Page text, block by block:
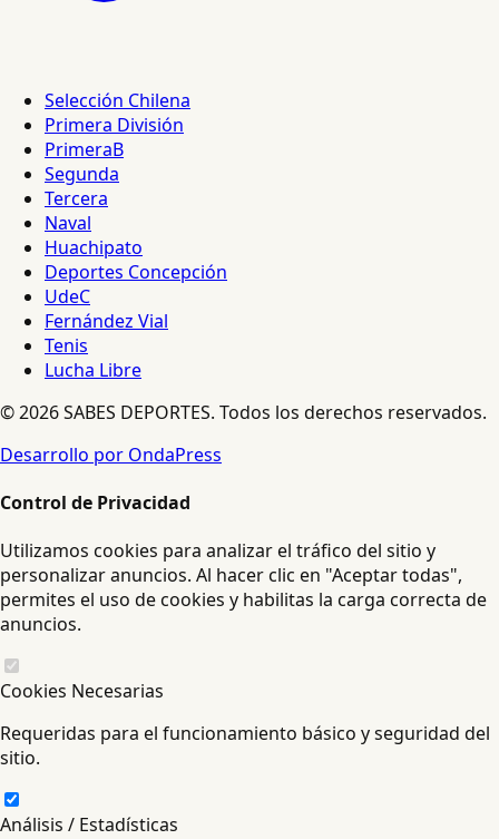
Selección Chilena
Primera División
PrimeraB
Segunda
Tercera
Naval
Huachipato
Deportes Concepción
UdeC
Fernández Vial
Tenis
Lucha Libre
© 2026 SABES DEPORTES. Todos los derechos reservados.
Desarrollo por OndaPress
Control de Privacidad
Utilizamos cookies para analizar el tráfico del sitio y
personalizar anuncios. Al hacer clic en "Aceptar todas",
permites el uso de cookies y habilitas la carga correcta de
anuncios.
Cookies Necesarias
Requeridas para el funcionamiento básico y seguridad del
sitio.
Análisis / Estadísticas